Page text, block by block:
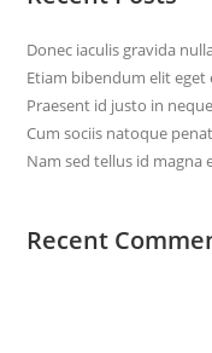
Donec iaculis gravida
Etiam bibendum elit eget
Praesent id justo in
Cum sociis natoque
Nam sed tellus id
Recent